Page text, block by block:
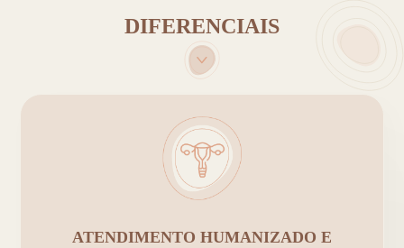
DIFERENCIAIS
ATENDIMENTO HUMANIZADO E